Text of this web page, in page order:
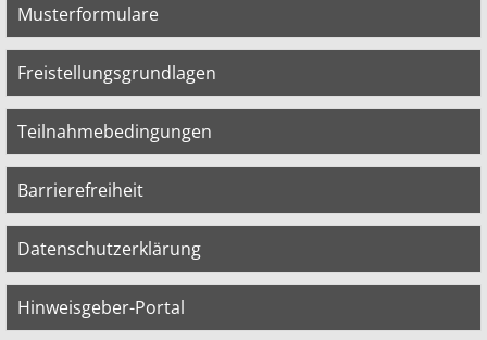
Musterformulare
Freistellungsgrundlagen
Teilnahmebedingungen
Barrierefreiheit
Datenschutzerklärung
Hinweisgeber-Portal